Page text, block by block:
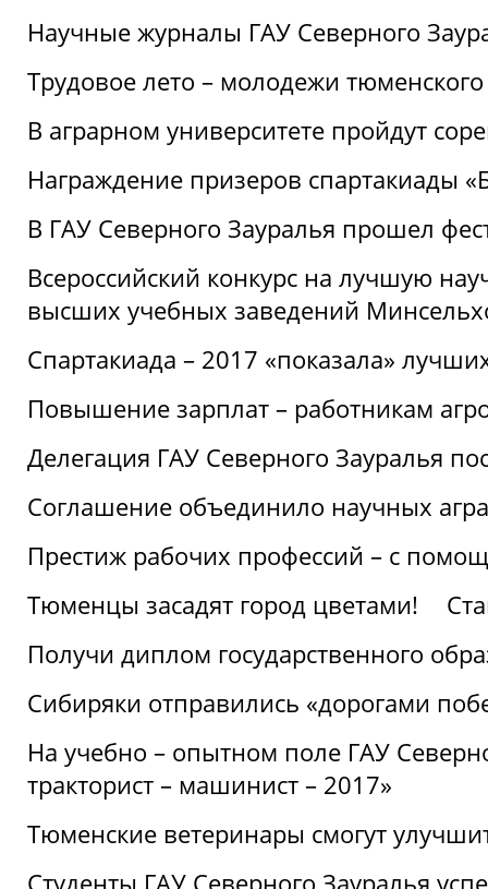
Научные журналы ГАУ Северного
Трудовое лето – молодежи
В аграрном университете пройдут
Награждение призеров спартакиады
В ГАУ Северного Зауралья прошел
Всероссийский конкурс на лучшую
высших учебных заведений
Спартакиада – 2017 «показала»
Повышение зарплат – работникам
Делегация ГАУ Северного Зауралья
Соглашение объединило научных
Престиж рабочих профессий – с
Тюменцы засадят город цветами!
Получи диплом государственного
Сибиряки отправились «дорогами
На учебно – опытном поле ГАУ
тракторист – машинист – 2017»
Тюменские ветеринары смогут
Студенты ГАУ Северного Зауралья